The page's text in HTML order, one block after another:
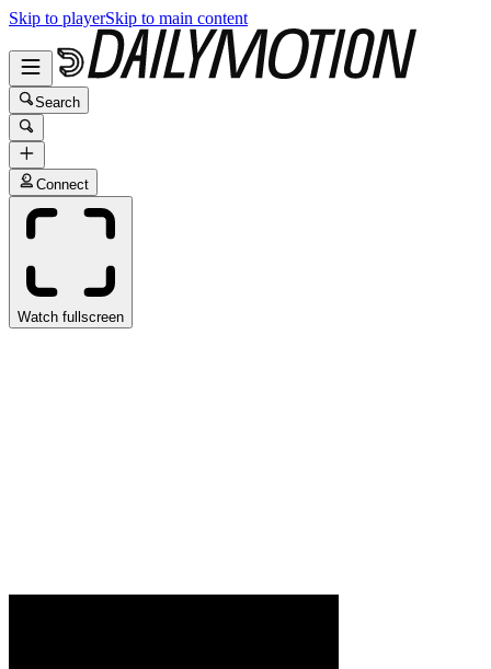
Skip to playerSkip to main content
Search
Connect
Watch fullscreen